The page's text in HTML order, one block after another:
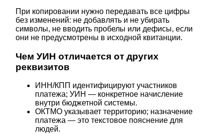
При копировании нужно передавать все цифры
без изменений: не добавлять и не убирать
символы, не вводить пробелы или дефисы, если
они не предусмотрены в исходной квитанции.
Чем УИН отличается от других
реквизитов
ИНН/КПП идентифицируют участников
платежа; УИН — конкретное начисление
внутри бюджетной системы.
ОКТМО указывает территорию; назначение
платежа — это текстовое пояснение для
людей.